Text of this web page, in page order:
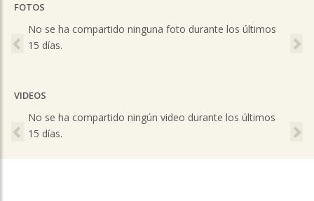
FOTOS
No se ha compartido ninguna foto durante los últimos
15 días.
Previous
VIDEOS
No se ha compartido ningún video durante los últimos
15 días.
Previous